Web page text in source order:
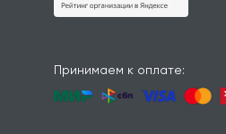
Принимаем к оплате: